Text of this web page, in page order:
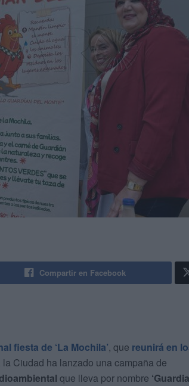
Compartir en Facebook
fiesta de ‘La Mochila’, que reunirá en
la Ciudad ha lanzado una campaña de
que lleva por nombre